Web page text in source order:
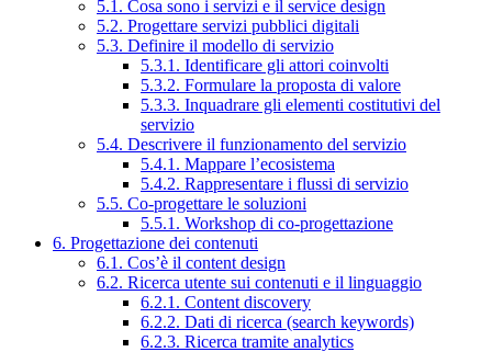
5.1. Cosa sono i servizi e il service design
5.2. Progettare servizi pubblici digitali
5.3. Definire il modello di servizio
5.3.1. Identificare gli attori coinvolti
5.3.2. Formulare la proposta di valore
5.3.3. Inquadrare gli elementi costitutivi del
servizio
5.4. Descrivere il funzionamento del servizio
5.4.1. Mappare l’ecosistema
5.4.2. Rappresentare i flussi di servizio
5.5. Co-progettare le soluzioni
5.5.1. Workshop di co-progettazione
6. Progettazione dei contenuti
6.1. Cos’è il content design
6.2. Ricerca utente sui contenuti e il linguaggio
6.2.1. Content discovery
6.2.2. Dati di ricerca (search keywords)
6.2.3. Ricerca tramite analytics